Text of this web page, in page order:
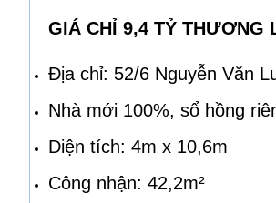
GIÁ CHỈ 9,4 TỶ THƯƠNG
Địa chỉ: 52/6 Nguyễn Văn
Nhà mới 100%, sổ hồng
Diện tích: 4m x 10,6m
Công nhận: 42,2m²